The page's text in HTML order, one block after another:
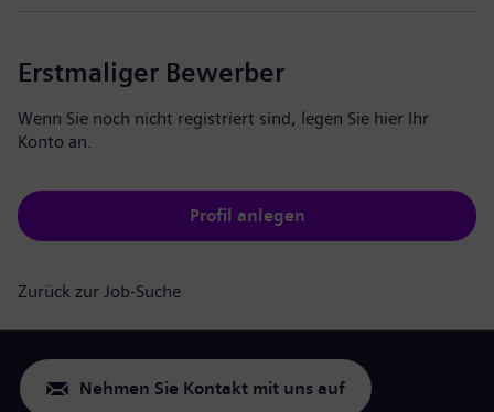
Erstmaliger Bewerber
Wenn Sie noch nicht registriert sind, legen Sie hier Ihr
Konto an.
Profil anlegen
Zurück zur Job-Suche
Nehmen Sie Kontakt mit uns auf